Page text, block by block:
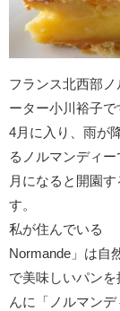
フランス北西部
ーター小川裕子で
4月に入り、雨が
るノルマンディ
月になると開園
す。
私が住んでいる
Normande」は自
で美味しいパンを
んに「ノルマン